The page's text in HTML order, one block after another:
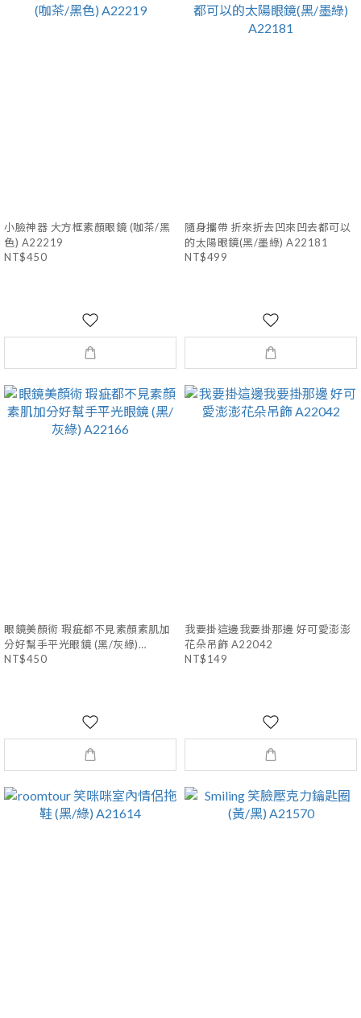
小臉神器 大方框素顏眼鏡 (咖茶/黑
色) A22219
NT$450
隨身攜帶 折來折去凹來凹去都可以
的太陽眼鏡(黑/墨綠) A22181
NT$499
眼鏡美顏術 瑕疵都不見素顏素肌加
分好幫手平光眼鏡 (黑/灰綠)
A22166
NT$450
我要掛這邊我要掛那邊 好可愛澎澎
花朵吊飾 A22042
NT$149